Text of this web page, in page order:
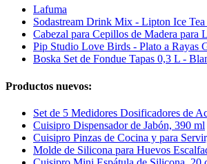
Lafuma
Sodastream Drink Mix - Lipton Ice
Cabezal para Cepillos de Madera para
Pip Studio Love Birds - Plato a Rayas
Boska Set de Fondue Tapas 0,3 L -
Productos nuevos:
Set de 5 Medidores Dosificadores de
Cuisipro Dispensador de Jabón, 390 ml
Cuisipro Pinzas de Cocina y para
Molde de Silicona para Huevos